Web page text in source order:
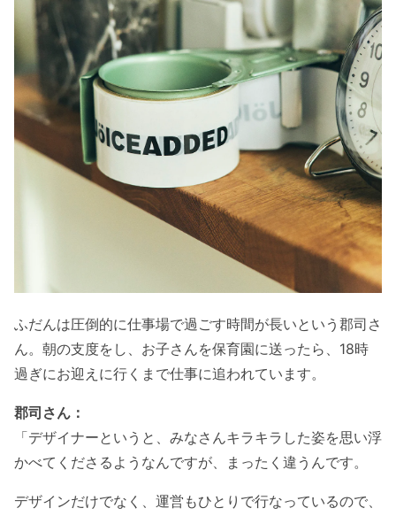
ふだんは圧倒的に仕事場で過ごす時間が長いという郡司さ
ん。朝の支度をし、お子さんを保育園に送ったら、18時
過ぎにお迎えに行くまで仕事に追われています。
郡司さん：
「デザイナーというと、みなさんキラキラした姿を思い浮
かべてくださるようなんですが、まったく違うんです。
デザインだけでなく、運営もひとりで行なっているので、